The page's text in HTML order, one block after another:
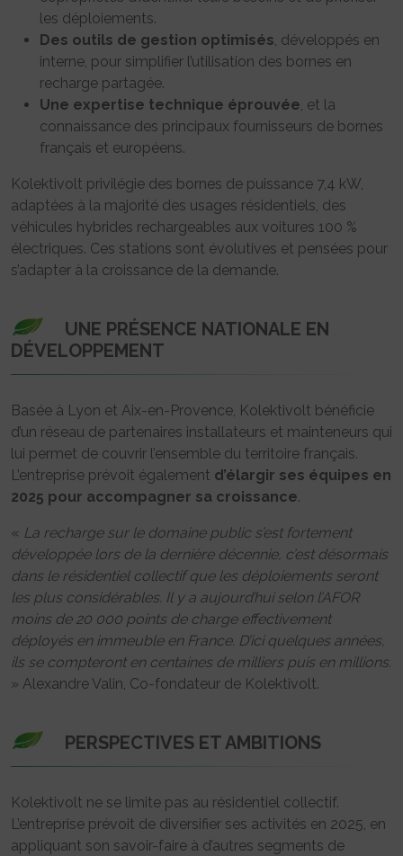
les déploiements.
Des outils de gestion optimisés, développés en
interne, pour simplifier l’utilisation des bornes en
recharge partagée.
Une expertise technique éprouvée, et la
connaissance des principaux fournisseurs de bornes
français et européens.
Kolektivolt privilégie des bornes de puissance 7,4 kW,
adaptées à la majorité des usages résidentiels, des
véhicules hybrides rechargeables aux voitures 100 %
électriques. Ces stations sont évolutives et pensées pour
s’adapter à la croissance de la demande.
UNE PRÉSENCE NATIONALE EN
DÉVELOPPEMENT
Basée à Lyon et Aix-en-Provence, Kolektivolt bénéficie
d’un réseau de partenaires installateurs et mainteneurs qui
lui permet de couvrir l’ensemble du territoire français.
L’entreprise prévoit également d’élargir ses équipes en
2025 pour accompagner sa croissance.
« La recharge sur le domaine public s’est fortement
développée lors de la dernière décennie, c’est désormais
dans le résidentiel collectif que les déploiements seront
les plus considérables. Il y a aujourd’hui selon l’AFOR
moins de 20 000 points de charge effectivement
déployés en immeuble en France. D’ici quelques années,
ils se compteront en centaines de milliers puis en millions.
» Alexandre Valin, Co-fondateur de Kolektivolt.
PERSPECTIVES ET AMBITIONS
Kolektivolt ne se limite pas au résidentiel collectif.
L’entreprise prévoit de diversifier ses activités en 2025, en
appliquant son savoir-faire à d’autres segments de